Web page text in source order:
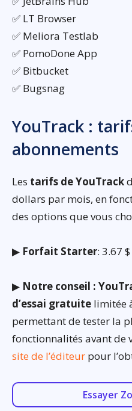
✅ LT Browser
✅ Meliora Testlab
✅ PomoDone App
✅ Bitbucket
✅ Bugsnag
YouTrack :
abonnements
Les tarifs de YouTrack
dollars par mois, en
des options que vous
▶ Forfait Starter: 3.67
▶ Notre conseil :
d’essai gratuite limitée
permettant de tester la
fonctionnalités avant de
site de l’éditeur pour
Essayer